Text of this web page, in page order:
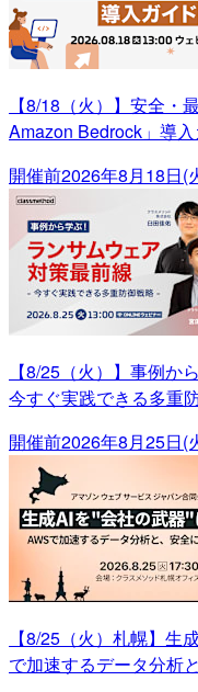
【8/18（火）】安全・
Amazon Bedrock」導
開催前2026年8月18日(
【8/25（火）】事例か
今すぐ実践できる多重
開催前2026年8月25日(
【8/25（火）札幌】生
で加速するデータ分析